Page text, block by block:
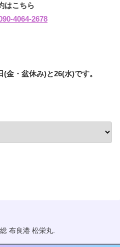
はこちら
4064-2678
金・盆休み)と26(水)です。
布良港 松栄丸.